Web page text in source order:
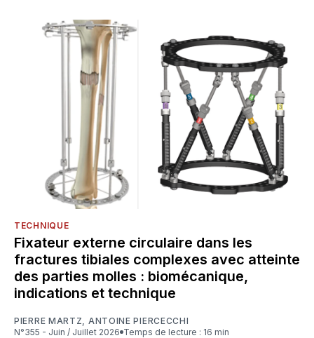
TECHNIQUE
Fixateur externe circulaire dans les
fractures tibiales complexes avec atteinte
des parties molles : biomécanique,
indications et technique
PIERRE MARTZ
ANTOINE PIERCECCHI
N°355 - Juin / Juillet 2026
Temps de lecture : 16 min